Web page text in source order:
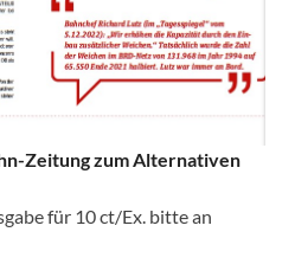
Zeitung zum Alternativen
für 10 ct/Ex. bitte an